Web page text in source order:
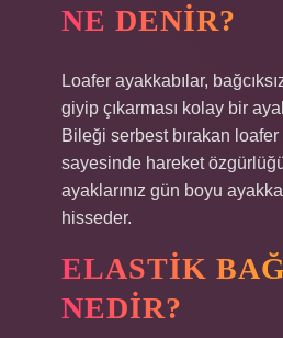
NE DENIR?
Loafer ayakkabılar,
giyip çıkarması kolay bir
Bileği serbest bırakan loafer
sayesinde hareket
ayaklarınız gün boyu
hisseder.
ELASTIK
NEDIR?